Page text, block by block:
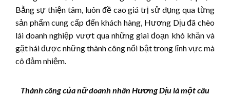
Bằng sự thiện tâm, luôn đề cao giá trị sử dụng qua từng
sản phẩm cung cấp đến khách hàng, Hương Dịu đã chèo
lái doanh nghiệp vượt qua những giai đoạn khó khăn và
gặt hái được những thành công nổi bật trong lĩnh vực mà
cô đảm nhiệm.
Thành công của nữ doanh nhân Hương Dịu là một câu